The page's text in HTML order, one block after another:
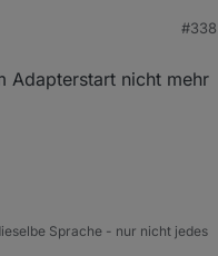
#338
Adapterstart nicht mehr
Sprache - nur nicht jedes